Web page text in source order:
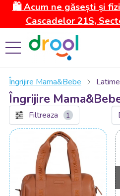
🛍️ Acum ne găsești și
Cascadelor 21S,
Îngrijire Mama&Bebe
Îngrijire
Filtreaza 1